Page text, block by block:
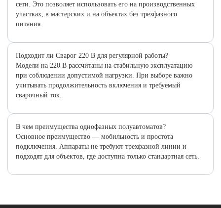
сети. Это позволяет использовать его на производственных
участках, в мастерских и на объектах без трехфазного
питания.
Подходит ли Сварог 220 В для регулярной работы?
Модели на 220 В рассчитаны на стабильную эксплуатацию
при соблюдении допустимой нагрузки. При выборе важно
учитывать продолжительность включения и требуемый
сварочный ток.
В чем преимущества однофазных полуавтоматов?
Основное преимущество — мобильность и простота
подключения. Аппараты не требуют трехфазной линии и
подходят для объектов, где доступна только стандартная сеть.